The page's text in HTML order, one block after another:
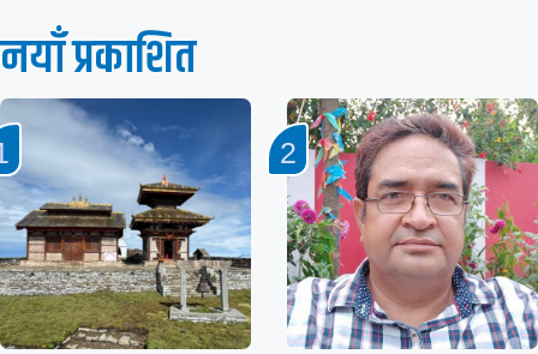
नयाँ प्रकाशित